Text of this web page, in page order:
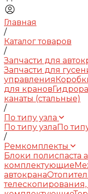
Главная
/
Каталог товаров
/
Запчасти для
Запчасти для
управления
для кранов
канаты (стальные)
/
По типу узла
По типу узлаПо
/
Ремкомплекты
Блоки полиспаста
комплектующие
автокрана